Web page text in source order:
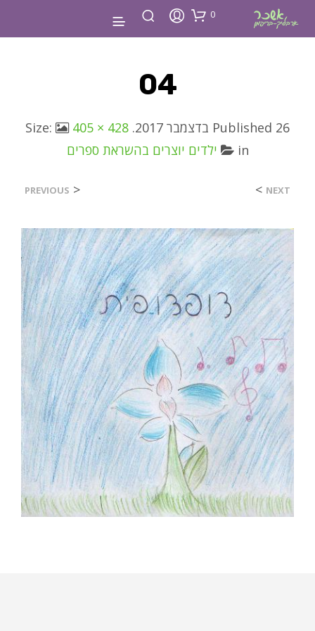
0
04
Published 26 בדצמבר 2017 . Size:
405 × 428
in
ילדים יוצרים בהשראת ספרים
<
PREVIOUS NEXT
>